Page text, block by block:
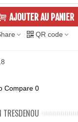
AJOUTER AU PANIER
QR code
Compare 0